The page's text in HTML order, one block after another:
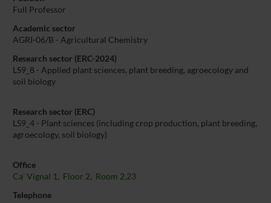
Full Professor
Academic sector
AGRI-06/B - Agricultural Chemistry
Research sector (ERC-2024)
LS9_8 - Applied plant sciences, plant breeding, agroecology and
soil biology
Research sector (ERC)
LS9_4 - Plant sciences (including crop production, plant breeding,
agroecology, soil biology)
Office
Ca' Vignal 1, Floor 2, Room 2.23
Telephone